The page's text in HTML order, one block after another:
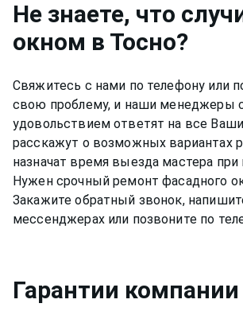
Не знаете, что
окном в Тосно?
Свяжитесь с нами по телефону или
свою проблему, и наши менеджеры
удовольствием ответят на все
расскажут о возможных вариантах
назначат время выезда мастера при
Нужен срочный ремонтфасадного
Закажите обратный звонок,
мессенджерах или позвоните по
Гарантии компании